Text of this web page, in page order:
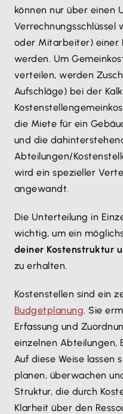
können nur über einen
Verrechnungsschlüssel
oder Mitarbeiter) einer
werden. Um
verteilen, werden
Aufschläge) bei der
die Miete für ein
und die
Abteilungen/
wird ein spezieller
angewandt.
Die Unterteilung in
wichtig, um ein
deiner Kostenstruktur
zu erhalten.
Kostenstellen sind ein
Budgetplanung. Sie
Erfassung und
einzelnen Abteilungen,
Auf diese Weise lassen
planen, überwachen
Struktur, die durch
Klarheit über den